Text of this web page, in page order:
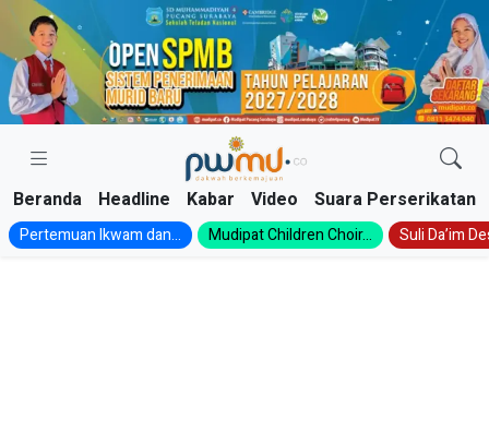
Skip
content
Beranda Headline Kabar Video Suara Perserikatan
Pertemuan Ikwam dan... Mudipat Children Choir... Suli Da’im